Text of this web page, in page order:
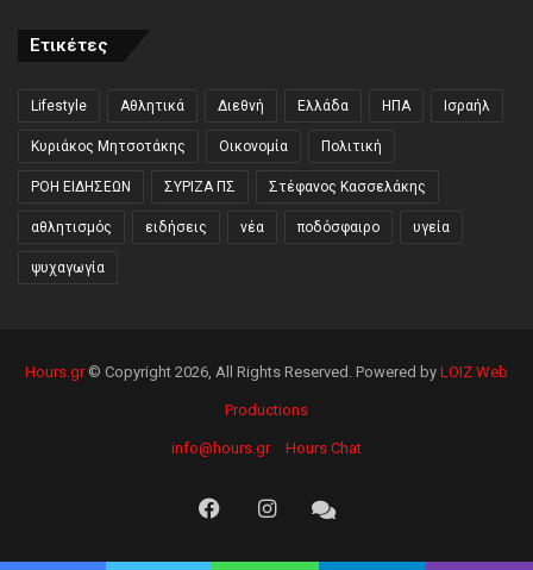
Ετικέτες
Lifestyle Αθλητικά Διεθνή Ελλάδα ΗΠΑ Ισραήλ
Κυριάκος Μητσοτάκης Οικονομία Πολιτική
ΡΟΗ ΕΙΔΗΣΕΩΝ ΣΥΡΙΖΑ ΠΣ Στέφανος Κασσελάκης
αθλητισμός ειδήσεις νέα ποδόσφαιρο υγεία
ψυχαγωγία
Hours.gr© Copyright 2026, All Rights Reserved. Powered by LOIZ Web
Productions
info@hours.gr Hours Chat
FacebookInstagramHours